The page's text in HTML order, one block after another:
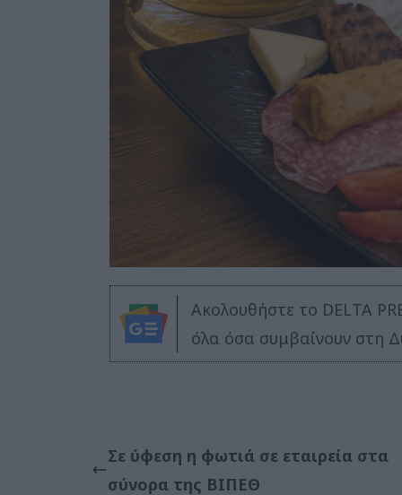
Ακολουθήστε το DELTA
όλα όσα συμβαίνουν στη
Σε ύφεση η φωτιά σε εταιρεία στα
σύνορα της ΒΙΠΕΘ